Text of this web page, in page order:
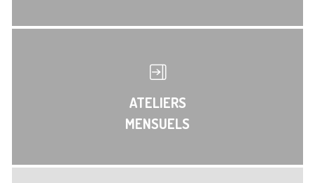
ATELIERS
MENSUELS